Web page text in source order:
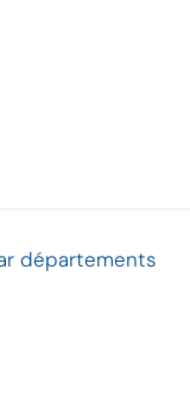
départements